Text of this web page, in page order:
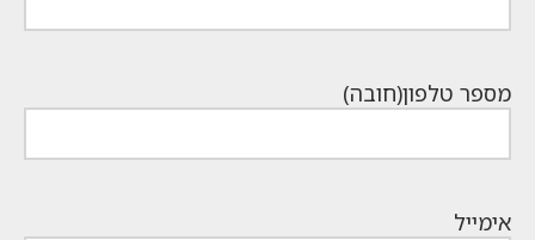
מספר טלפון(חובה)
אימייל